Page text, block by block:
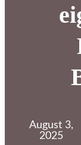
August 3,
2025